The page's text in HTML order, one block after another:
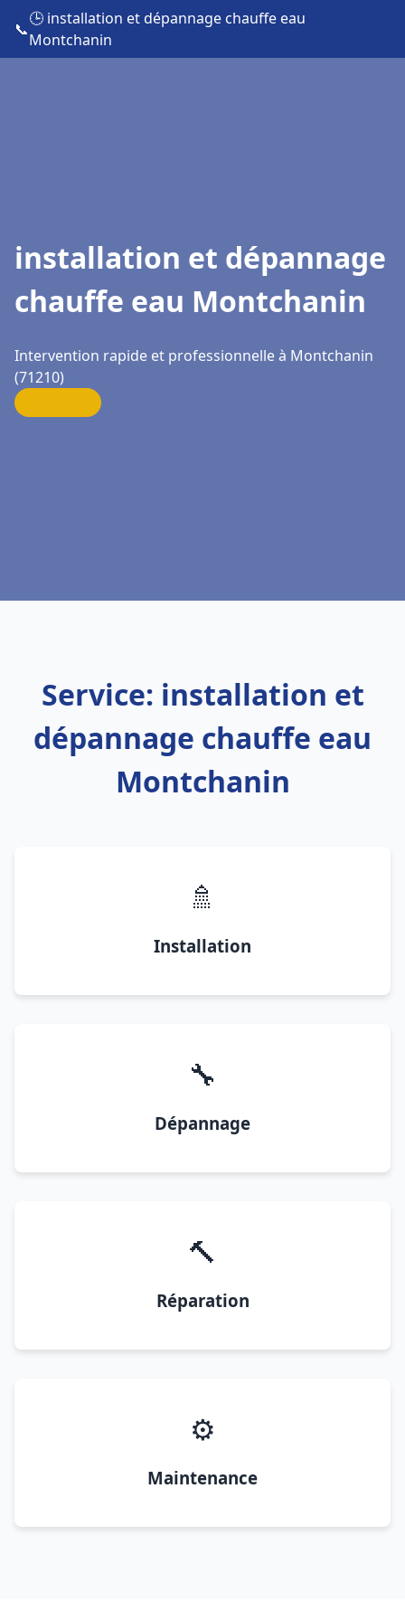
📞
🕒 installation et dépannage chauffe eau
Montchanin
installation et dépannage
chauffe eau Montchanin
Intervention rapide et professionnelle à Montchanin
(71210)
Service: installation et
dépannage chauffe eau
Montchanin
🚿
Installation
🔧
Dépannage
🔨
Réparation
⚙️
Maintenance